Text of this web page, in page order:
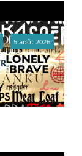
5 août 2026